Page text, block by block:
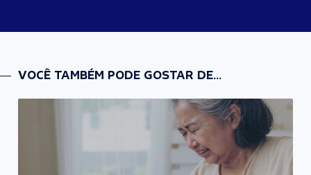
VOCÊ TAMBÉM PODE GOSTAR DE...